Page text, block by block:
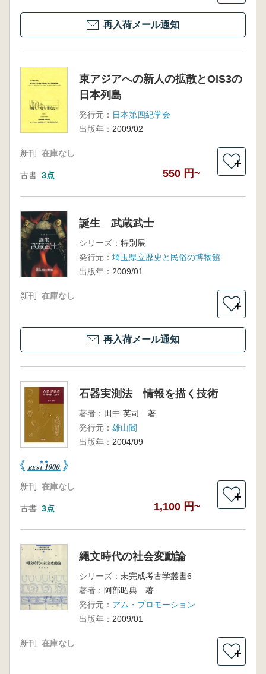
再入荷メール通知
東アジアへの新人の拡散とOIS3の
日本列島
発行元： 日本第四紀学会
出版年： 2009/02
新刊 在庫なし
古書 3点 550 円~
＋
誕生 武蔵武士
シリーズ： 特別展
発行元： 埼玉県立歴史と民俗の博物館
出版年： 2009/01
新刊 在庫なし
＋
再入荷メール通知
石器実測法 情報を描く技術
著者： 田中 英司 著
発行元： 雄山閣
出版年： 2004/09
新刊 在庫なし
古書 3点 1,100 円~
＋
縄文時代の社会変動論
シリーズ： 未完成考古学叢書6
著者： 阿部昭典 著
発行元： アム・プロモーション
出版年： 2009/01
新刊 在庫なし
＋